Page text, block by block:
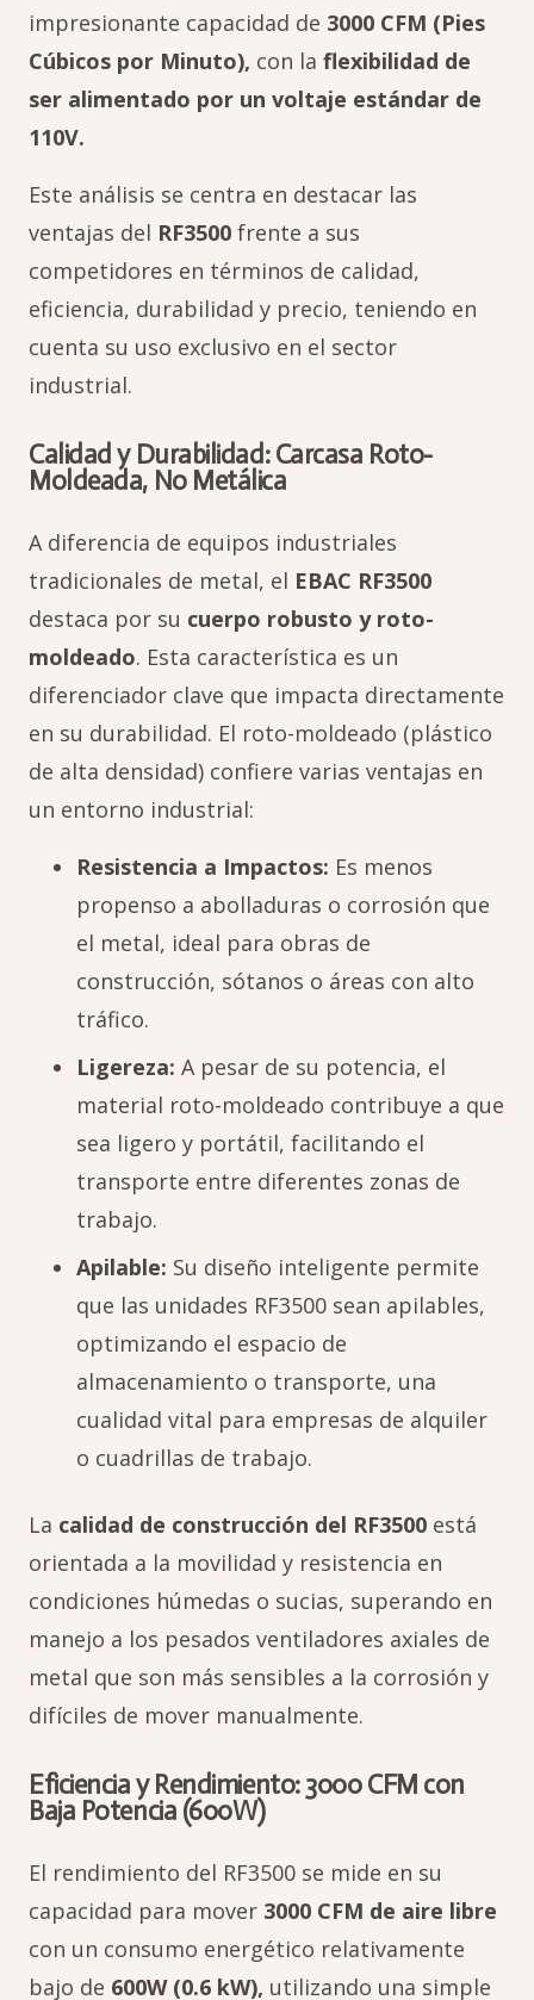
impresionante capacidad de 3000 CFM (Pies
Cúbicos por Minuto), con la flexibilidad de
ser alimentado por un voltaje estándar de
110V.
Este análisis se centra en destacar las
ventajas del RF3500 frente a sus
competidores en términos de calidad,
eficiencia, durabilidad y precio, teniendo en
cuenta su uso exclusivo en el sector
industrial.
Calidad y Durabilidad: Carcasa Roto-
Moldeada, No Metálica
A diferencia de equipos industriales
tradicionales de metal, el EBAC RF3500
destaca por su cuerpo robusto y roto-
moldeado. Esta característica es un
diferenciador clave que impacta directamente
en su durabilidad. El roto-moldeado (plástico
de alta densidad) confiere varias ventajas en
un entorno industrial:
Resistencia a Impactos: Es menos
propenso a abolladuras o corrosión que
el metal, ideal para obras de
construcción, sótanos o áreas con alto
tráfico.
Ligereza: A pesar de su potencia, el
material roto-moldeado contribuye a que
sea ligero y portátil, facilitando el
transporte entre diferentes zonas de
trabajo.
Apilable: Su diseño inteligente permite
que las unidades RF3500 sean apilables,
optimizando el espacio de
almacenamiento o transporte, una
cualidad vital para empresas de alquiler
o cuadrillas de trabajo.
La calidad de construcción del RF3500 está
orientada a la movilidad y resistencia en
condiciones húmedas o sucias, superando en
manejo a los pesados ventiladores axiales de
metal que son más sensibles a la corrosión y
difíciles de mover manualmente.
Eficiencia y Rendimiento: 3000 CFM con
Baja Potencia (600W)
El rendimiento del RF3500 se mide en su
capacidad para mover 3000 CFM de aire libre
con un consumo energético relativamente
bajo de 600W (0.6 kW), utilizando una simple